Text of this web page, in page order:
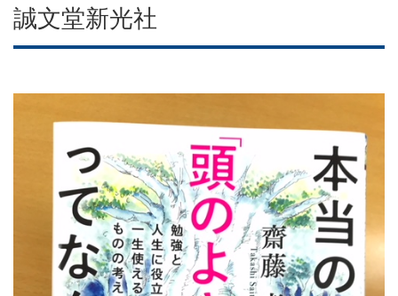
誠文堂新光社